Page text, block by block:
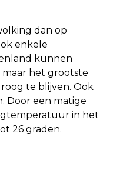
dan op
enkele
kunnen
het grootste
te blijven. Ook
Door een matige
in het
26 graden.